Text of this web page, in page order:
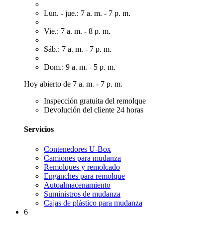
Lun. - jue.: 7 a. m. - 7 p. m.
Vie.: 7 a. m. - 8 p. m.
Sáb.: 7 a. m. - 7 p. m.
Dom.: 9 a. m. - 5 p. m.
Hoy abierto de 7 a. m. - 7 p. m.
Inspección gratuita del remolque
Devolución del cliente 24 horas
Servicios
Contenedores U-Box
Camiones para mudanza
Remolques y remolcado
Enganches para remolque
Autoalmacenamiento
Suministros de mudanza
Cajas de plástico para mudanza
6